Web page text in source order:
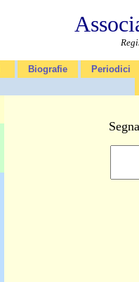
Biografie Periodici